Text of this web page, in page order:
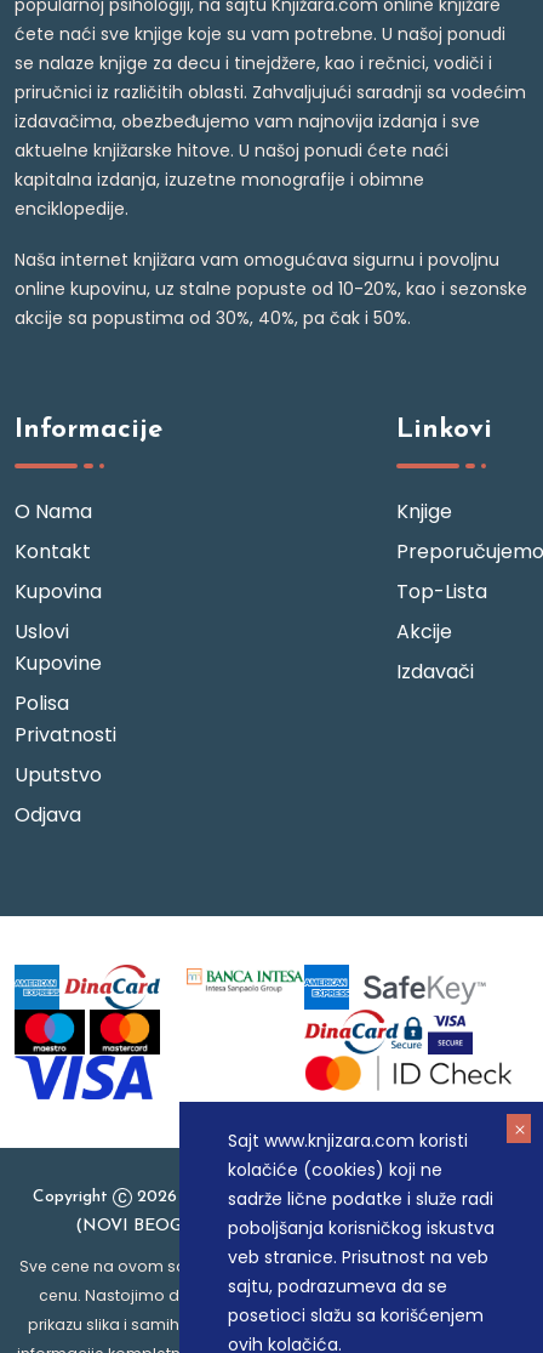
Sajt www.knjizara.com koristi
kolačiće (cookies) koji ne
sadrže lične podatke i služe radi
poboljšanja korisničkog iskustva
veb stranice. Prisutnost na veb
sajtu, podrazumeva da se
posetioci slažu sa korišćenjem
ovih kolačića.
popularnoj psihologiji, na sajtu Knjižara.com online knjižare
ćete naći sve knjige koje su vam potrebne. U našoj ponudi
se nalaze knjige za decu i tinejdžere, kao i rečnici, vodiči i
priručnici iz različitih oblasti. Zahvaljujući saradnji sa vodećim
izdavačima, obezbeđujemo vam najnovija izdanja i sve
aktuelne knjižarske hitove. U našoj ponudi ćete naći
kapitalna izdanja, izuzetne monografije i obimne
enciklopedije.
Naša internet knjižara vam omogućava sigurnu i povoljnu
online kupovinu, uz stalne popuste od 10-20%, kao i sezonske
akcije sa popustima od 30%, 40%, pa čak i 50%.
Informacije
O Nama
Kontakt
Kupovina
Uslovi
Kupovine
Polisa
Privatnosti
Uputstvo
Odjava
Linkovi
Knjige
Preporučujemo
Top-Lista
Akcije
Izdavači
Copyright
2026 Knjizara.com - MAKART DOO BEOGRAD
(NOVI BEOGRAD), PIB: 105184104, MB: 20337524
Sve cene na ovom sajtu iskazane su u dinarima. PDV je uračunat u
cenu. Nastojimo da budemo što precizniji u opisu proizvoda,
prikazu slika i samih cena, ali ne možemo garantovati da su sve